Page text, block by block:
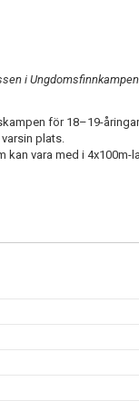
i
för 18–19-
plats.
kan vara med i 4x100m-